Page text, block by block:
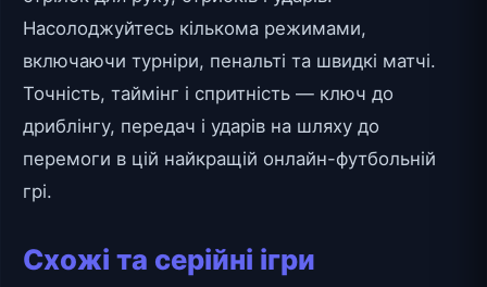
Насолоджуйтесь кількома режимами,
включаючи турніри, пенальті та швидкі матчі.
Точність, таймінг і спритність — ключ до
дриблінгу, передач і ударів на шляху до
перемоги в цій найкращій онлайн-футбольній
грі.
Схожі та серійні ігри